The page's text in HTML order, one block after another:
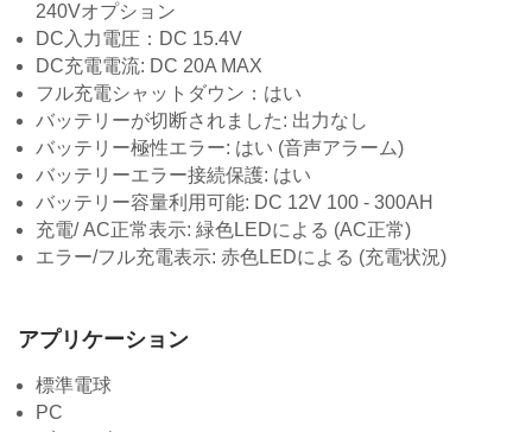
240Vオプション
DC入力電圧：DC 15.4V
DC充電電流: DC 20A MAX
フル充電シャットダウン：はい
バッテリーが切断されました: 出力なし
バッテリー極性エラー: はい (音声アラーム)
バッテリーエラー接続保護: はい
バッテリー容量利用可能: DC 12V 100 - 300AH
充電/ AC正常表示: 緑色LEDによる (AC正常)
エラー/フル充電表示: 赤色LEDによる (充電状況)
アプリケーション
標準電球
PC